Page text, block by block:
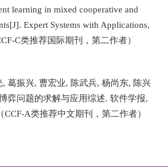
learning in mixed cooperative and
Expert Systems with Applications,
C类推荐国际期刊，第二作者）
, 葛振兴, 曹宏业, 陈武兵, 杨尚东, 陈兴
弈问题的求解与应用综述. 软件学报,
（CCF-A类推荐中文期刊，第二作者）